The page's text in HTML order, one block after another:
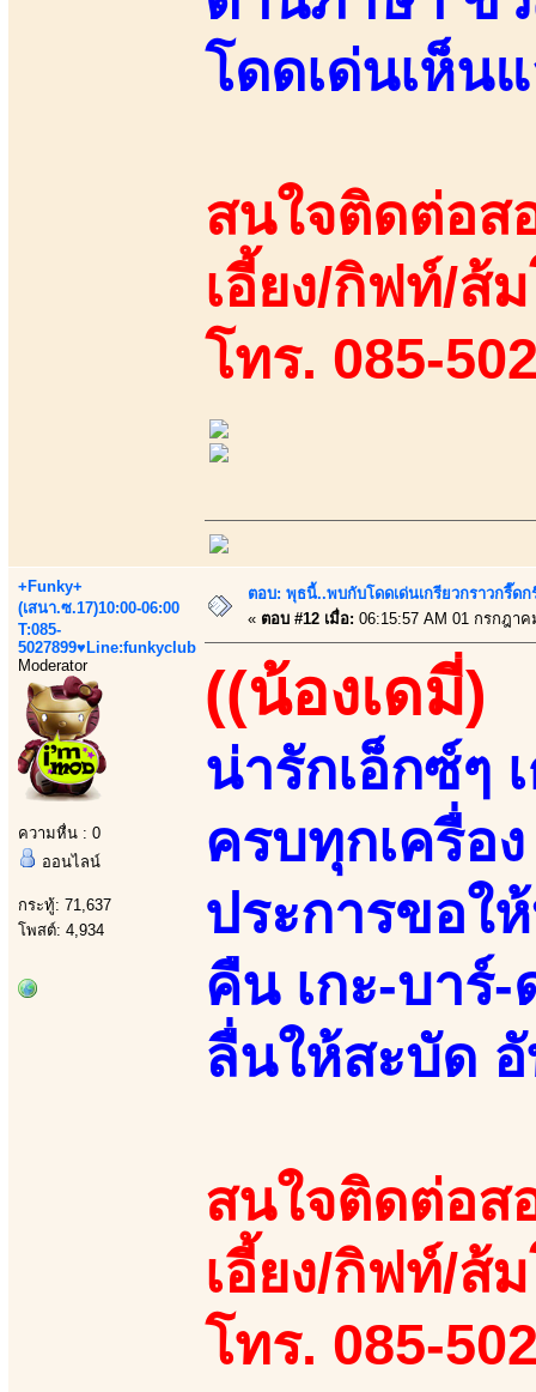
โดดเด่นเห็น
สนใจติดต่อส
เอี้ยง/กิฟท์/ส้
โทร. 085-
+Funky+
(เสนา.ซ.17)10:00-06:00
T:085-
5027899♥Line:funkyclub
Moderator
ความหื่น : 0
ออนไลน์
กระทู้: 71,637
โพสต์: 4,934
ตอบ: พุธนี้..พบกับโดดเด่นเกรียวกราวกรี๊
« ตอบ #12 เมื่อ: 06:15:57 AM 01 กรกฎาค
((น้องเดมี่)
น่ารักเอ็กซ์ๆ
ครบทุกเครื่อ
ประการขอใ
คืน เกะ-บาร์
ลื่นให้สะบัด
สนใจติดต่อส
เอี้ยง/กิฟท์/ส้
โทร. 085-